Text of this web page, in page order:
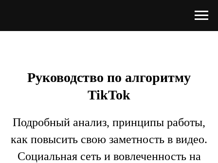
Руководство по алгоритму
TikTok
Подробный анализ, принципы работы,
как повысить свою заметность в видео.
Социальная сеть и вовлеченность на